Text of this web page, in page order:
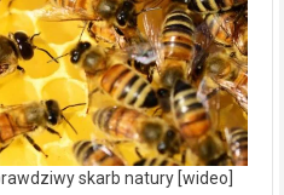
15,6
mln
na
modernizację
oczyszczalni
ścieków
[wideo]
skarb natury [wideo]